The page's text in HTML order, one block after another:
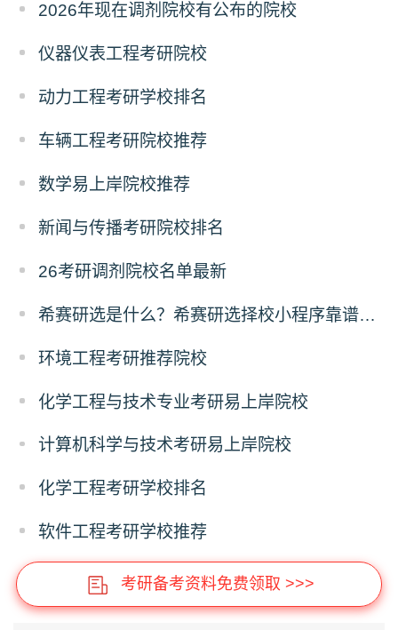
2026年现在调剂院校有公布的院校
仪器仪表工程考研院校
动力工程考研学校排名
车辆工程考研院校推荐
数学易上岸院校推荐
新闻与传播考研院校排名
26考研调剂院校名单最新
希赛研选是什么？希赛研选择校小程序靠谱吗？
环境工程考研推荐院校
化学工程与技术专业考研易上岸院校
计算机科学与技术考研易上岸院校
化学工程考研学校排名
软件工程考研学校推荐
考研备考资料免费领取 >>>